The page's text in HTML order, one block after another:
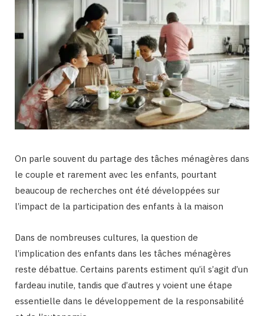
On parle souvent du partage des tâches ménagères dans
le couple et rarement avec les enfants, pourtant
beaucoup de recherches ont été développées sur
l’impact de la participation des enfants à la maison
Dans de nombreuses cultures, la question de
l’implication des enfants dans les tâches ménagères
reste débattue. Certains parents estiment qu’il s’agit d’un
fardeau inutile, tandis que d’autres y voient une étape
essentielle dans le développement de la responsabilité